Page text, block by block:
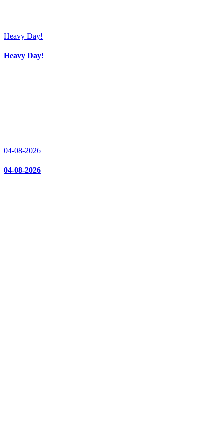
Heavy Day!
Heavy Day!
04-08-2026
04-08-2026